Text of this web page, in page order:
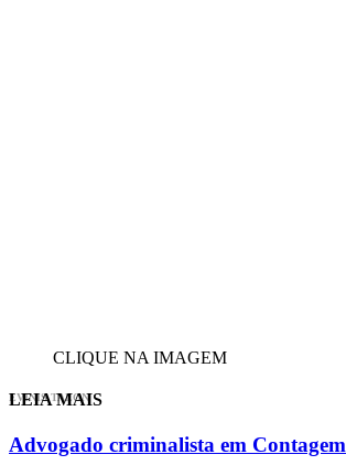
CLIQUE NA IMAGEM
EVINIS TALON
LEIA MAIS
Advogado criminalista em Contagem